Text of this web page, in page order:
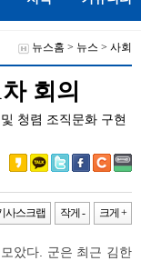
뉴스홈 > 뉴스 > 사회
회의
청렴 조직문화 구현
사스크랩 작게 - 크게 +
았다. 군은 최근 김한